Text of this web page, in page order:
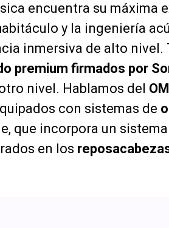
encuentra su máxima
y la ingeniería
inmersiva de alto nivel.
premium firmados por
nivel. Hablamos del
con sistemas de
que incorpora un sistema
en los